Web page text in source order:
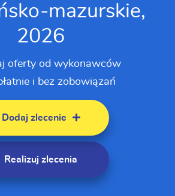
mazurskie,
2026
oferty od wykonawców
i bez zobowiązań
Dodaj zlecenie
Realizuj zlecenia